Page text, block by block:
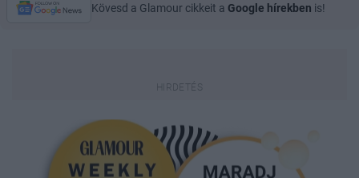
Kövesd a Glamour cikkeit a Google hírekben is!